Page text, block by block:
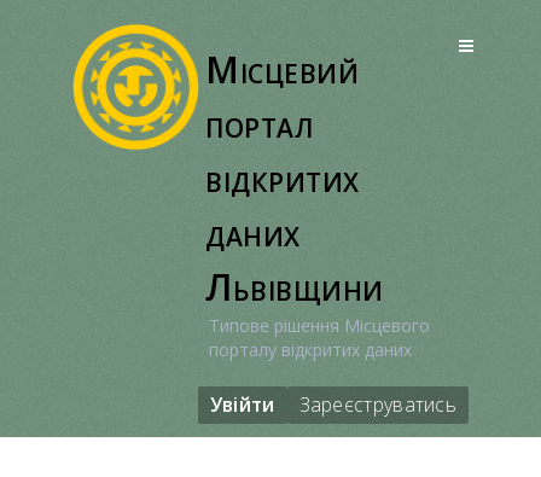
Місцевий
портал
відкритих
даних
Львівщини
Типове рішення Місцевого
порталу відкритих даних
Увійти Зареєструватись